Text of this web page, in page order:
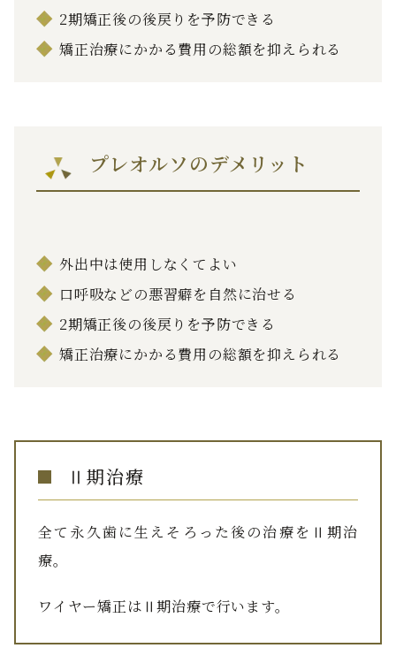
2期矯正後の後戻りを予防できる
矯正治療にかかる費用の総額を抑えられる
プレオルソのデメリット
外出中は使用しなくてよい
口呼吸などの悪習癖を自然に治せる
2期矯正後の後戻りを予防できる
矯正治療にかかる費用の総額を抑えられる
Ⅱ期治療
全て永久歯に生えそろった後の治療をⅡ期治
療。
ワイヤー矯正はⅡ期治療で行います。